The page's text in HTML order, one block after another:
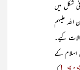
شکل میں
علیہم
کیے۔
اسلام کے